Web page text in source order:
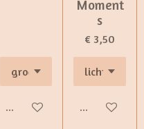
Bekijk details
Moment
s
€ 3,50
Bekijk details